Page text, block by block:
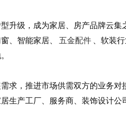
升级，成为家居、房产品牌云
、智能家居、
五金配件
、软装
求，推进市场供需双方的业务
生产工厂、服务商、装饰设计